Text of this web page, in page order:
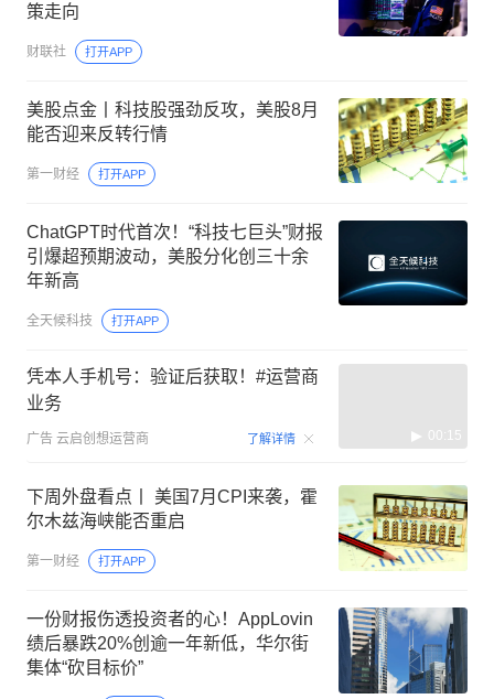
策走向
财联社 打开APP
美股点金丨科技股强劲反攻，美股8月
能否迎来反转行情
第一财经 打开APP
ChatGPT时代首次！“科技七巨头”财报
引爆超预期波动，美股分化创三十余
年新高
全天候科技 打开APP
凭本人手机号：验证后获取！#运营商
业务
广告 云启创想运营商 了解详情 00:15
下周外盘看点丨 美国7月CPI来袭，霍
尔木兹海峡能否重启
第一财经 打开APP
一份财报伤透投资者的心！AppLovin
绩后暴跌20%创逾一年新低，华尔街
集体“砍目标价”